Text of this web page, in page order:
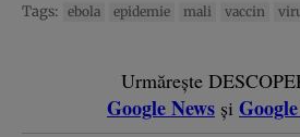
Tags: ebola epidemie mali vaccin
Urmărește
Google News și